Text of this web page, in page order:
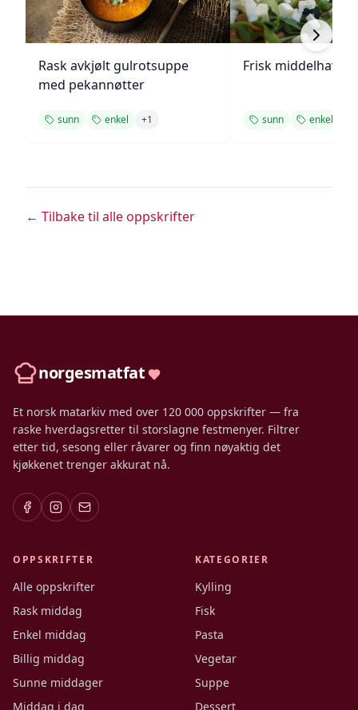
Rask avkjølt gulrotsuppe
med pekannøtter
sunn enkel +1
Frisk middelhavs
sunn enkel
← Tilbake til alle oppskrifter
norgesmatfat
Et norsk matarkiv med over 120 000 oppskrifter — fra
raske hverdagsretter til storslagne festmenyer. Filtrer
etter tid, sesong eller råvarer og finn nøyaktig det
kjøkkenet trenger akkurat nå.
OPPSKRIFTER
Alle oppskrifter
Rask middag
Enkel middag
Billig middag
Sunne middager
Middag i dag
KATEGORIER
Kylling
Fisk
Pasta
Vegetar
Suppe
Dessert